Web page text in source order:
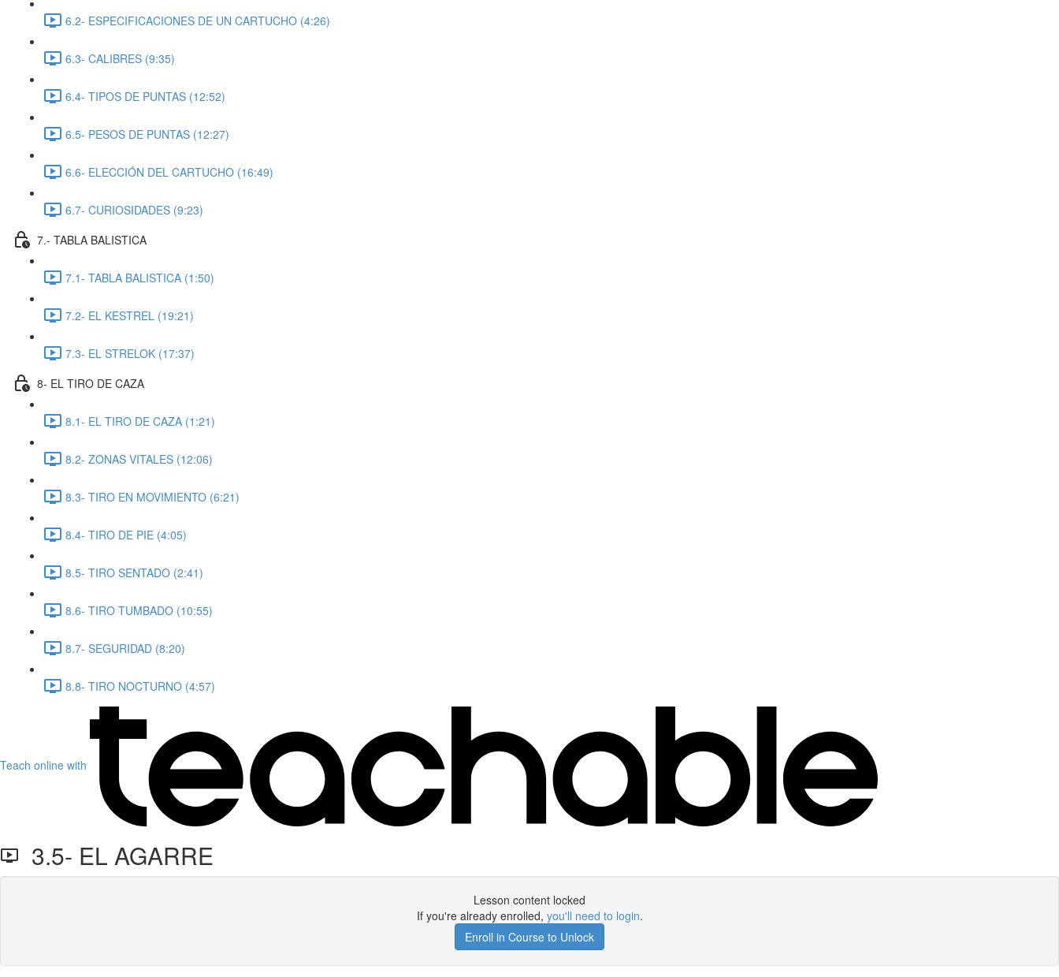
6.2- ESPECIFICACIONES DE UN CARTUCHO (4:26)
6.3- CALIBRES (9:35)
6.4- TIPOS DE PUNTAS (12:52)
6.5- PESOS DE PUNTAS (12:27)
6.6- ELECCIÓN DEL CARTUCHO (16:49)
6.7- CURIOSIDADES (9:23)
7.- TABLA BALISTICA
7.1- TABLA BALISTICA (1:50)
7.2- EL KESTREL (19:21)
7.3- EL STRELOK (17:37)
8- EL TIRO DE CAZA
8.1- EL TIRO DE CAZA (1:21)
8.2- ZONAS VITALES (12:06)
8.3- TIRO EN MOVIMIENTO (6:21)
8.4- TIRO DE PIE (4:05)
8.5- TIRO SENTADO (2:41)
8.6- TIRO TUMBADO (10:55)
8.7- SEGURIDAD (8:20)
8.8- TIRO NOCTURNO (4:57)
Teach online with
3.5- EL AGARRE
Lesson content locked
If you're already enrolled, you'll need to login.
Enroll in Course to Unlock